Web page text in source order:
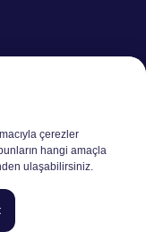
çerezler
hangi amaçla
ulaşabilirsiniz.